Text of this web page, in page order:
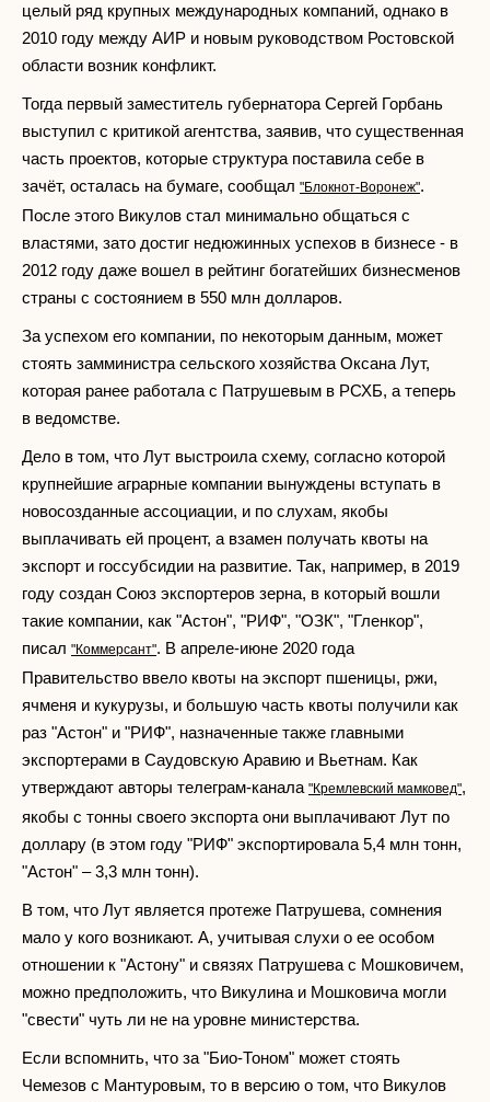
целый ряд крупных международных компаний, однако в
2010 году между АИР и новым руководством Ростовской
области возник конфликт.
Тогда первый заместитель губернатора Сергей Горбань
выступил с критикой агентства, заявив, что существенная
часть проектов, которые структура поставила себе в
зачёт, осталась на бумаге, сообщал "Блокнот-Воронеж".
После этого Викулов стал минимально общаться с
властями, зато достиг недюжинных успехов в бизнесе - в
2012 году даже вошел в рейтинг богатейших бизнесменов
страны с состоянием в 550 млн долларов.
За успехом его компании, по некоторым данным, может
стоять замминистра сельского хозяйства Оксана Лут,
которая ранее работала с Патрушевым в РСХБ, а теперь
в ведомстве.
Дело в том, что Лут выстроила схему, согласно которой
крупнейшие аграрные компании вынуждены вступать в
новосозданные ассоциации, и по слухам, якобы
выплачивать ей процент, а взамен получать квоты на
экспорт и госсубсидии на развитие. Так, например, в 2019
году создан Союз экспортеров зерна, в который вошли
такие компании, как "Астон", "РИФ", "ОЗК", "Гленкор",
писал "Коммерсант". В апреле-июне 2020 года
Правительство ввело квоты на экспорт пшеницы, ржи,
ячменя и кукурузы, и большую часть квоты получили как
раз "Астон" и "РИФ", назначенные также главными
экспортерами в Саудовскую Аравию и Вьетнам. Как
утверждают авторы телеграм-канала "Кремлевский мамковед",
якобы с тонны своего экспорта они выплачивают Лут по
доллару (в этом году "РИФ" экспортировала 5,4 млн тонн,
"Астон" – 3,3 млн тонн).
В том, что Лут является протеже Патрушева, сомнения
мало у кого возникают. А, учитывая слухи о ее особом
отношении к "Астону" и связях Патрушева с Мошковичем,
можно предположить, что Викулина и Мошковича могли
"свести" чуть ли не на уровне министерства.
Если вспомнить, что за "Био-Тоном" может стоять
Чемезов с Мантуровым, то в версию о том, что Викулов